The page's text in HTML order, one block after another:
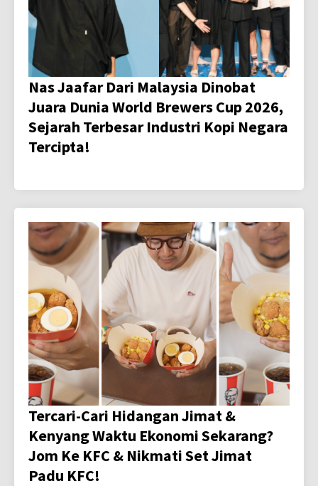
Nas Jaafar Dari Malaysia Dinobat
Juara Dunia World Brewers Cup 2026,
Sejarah Terbesar Industri Kopi Negara
Tercipta!
Tercari-Cari Hidangan Jimat &
Kenyang Waktu Ekonomi Sekarang?
Jom Ke KFC & Nikmati Set Jimat
Padu KFC!